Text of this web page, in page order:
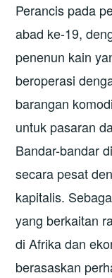
Perancis pada
abad ke-19,
penenun kain
beroperasi
barangan
untuk pasaran
Bandar-bandar
secara pesat
kapitalis.
yang berkaitan
di Afrika dan
berasaskan